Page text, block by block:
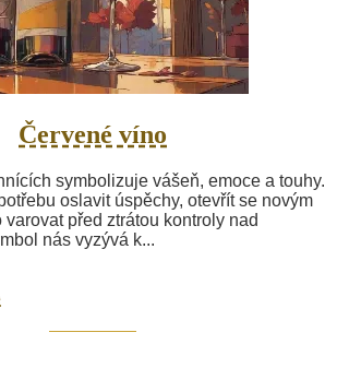
Červené víno
symbolizuje vášeň, emoce a touhy.
oslavit úspěchy, otevřít se novým
před ztrátou kontroly nad
nás vyzývá k...